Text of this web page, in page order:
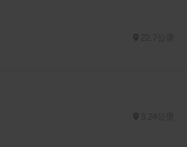
3.24公里